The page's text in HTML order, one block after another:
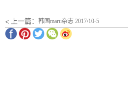
< 上一篇： 韩国maru杂志 2017/10-5